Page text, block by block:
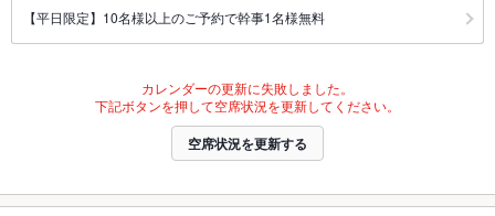
【平日限定】10名様以上のご予約で幹事1名様無料
カレンダーの更新に失敗しました。
下記ボタンを押して空席状況を更新してください。
空席状況を更新する